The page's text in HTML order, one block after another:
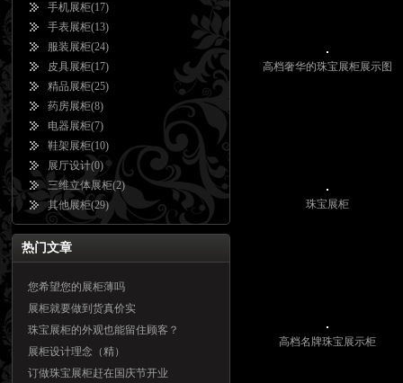
手机展柜(17)
手表展柜(13)
服装展柜(24)
皮具展柜(17)
精品展柜(25)
药房展柜(8)
电器展柜(7)
鞋架展柜(10)
展厅设计(0)
三维立体展柜(2)
其他展柜(29)
热门文章
您希望您的展柜薄吗
展柜就要做到货真价实
珠宝展柜的外观也能留住顾客？
展柜设计理念（精）
订做珠宝展柜赶在国庆节开业
高档奢华的珠宝展柜展示图
珠宝展柜
高档名牌珠宝展示柜